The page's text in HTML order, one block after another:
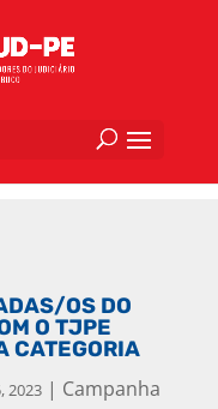
OS DO
O TJPE
CATEGORIA
2023| Campanha